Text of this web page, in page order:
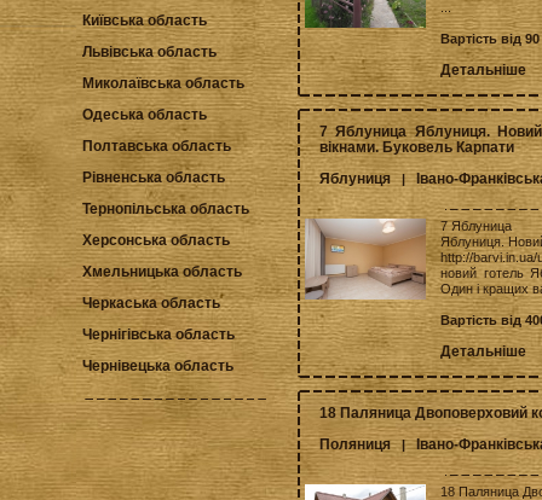
Київська область
Львівська область
Миколаївська область
Одеська область
Полтавська область
Рівненська область
Тернопільська область
Херсонська область
Хмельницька область
Черкаська область
Чернігівська область
Чернівецька область
Вартість від
Детальніше
7 Яблуница Яблуниця.
вікнами. Буковель Карпати
Яблуниця |Івано-
7 Яблуница
Яблуниця.
http://
новий готель
Один і кращих
Вартість від
Детальніше
18 Паляница Двоповерховий
Поляниця |Івано-
18 Паляница